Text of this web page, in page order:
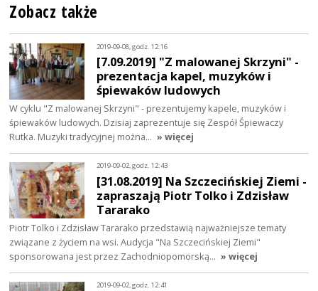
Zobacz także
2019-09-08, godz. 12:16
[7.09.2019] "Z malowanej Skrzyni" -
prezentacja kapel, muzyków i
śpiewaków ludowych
W cyklu "Z malowanej Skrzyni" - prezentujemy kapele, muzyków i
śpiewaków ludowych. Dzisiaj zaprezentuje się Zespół Śpiewaczy
Rutka. Muzyki tradycyjnej można… » więcej
2019-09-02, godz. 12:43
[31.08.2019] Na Szczecińskiej Ziemi -
zapraszają Piotr Tolko i Zdzisław
Tararako
Piotr Tolko i Zdzisław Tararako przedstawią najważniejsze tematy
związane z życiem na wsi. Audycja "Na Szczecińskiej Ziemi"
sponsorowana jest przez Zachodniopomorską… » więcej
2019-09-02, godz. 12:41